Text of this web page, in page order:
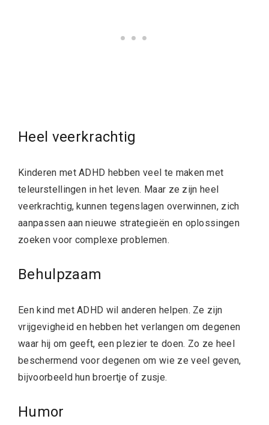
Heel veerkrachtig
Kinderen met ADHD hebben veel te maken met
teleurstellingen in het leven. Maar ze zijn heel
veerkrachtig, kunnen tegenslagen overwinnen, zich
aanpassen aan nieuwe strategieën en oplossingen
zoeken voor complexe problemen.
Behulpzaam
Een kind met ADHD wil anderen helpen. Ze zijn
vrijgevigheid en hebben het verlangen om degenen
waar hij om geeft, een plezier te doen. Zo ze heel
beschermend voor degenen om wie ze veel geven,
bijvoorbeeld hun broertje of zusje.
Humor